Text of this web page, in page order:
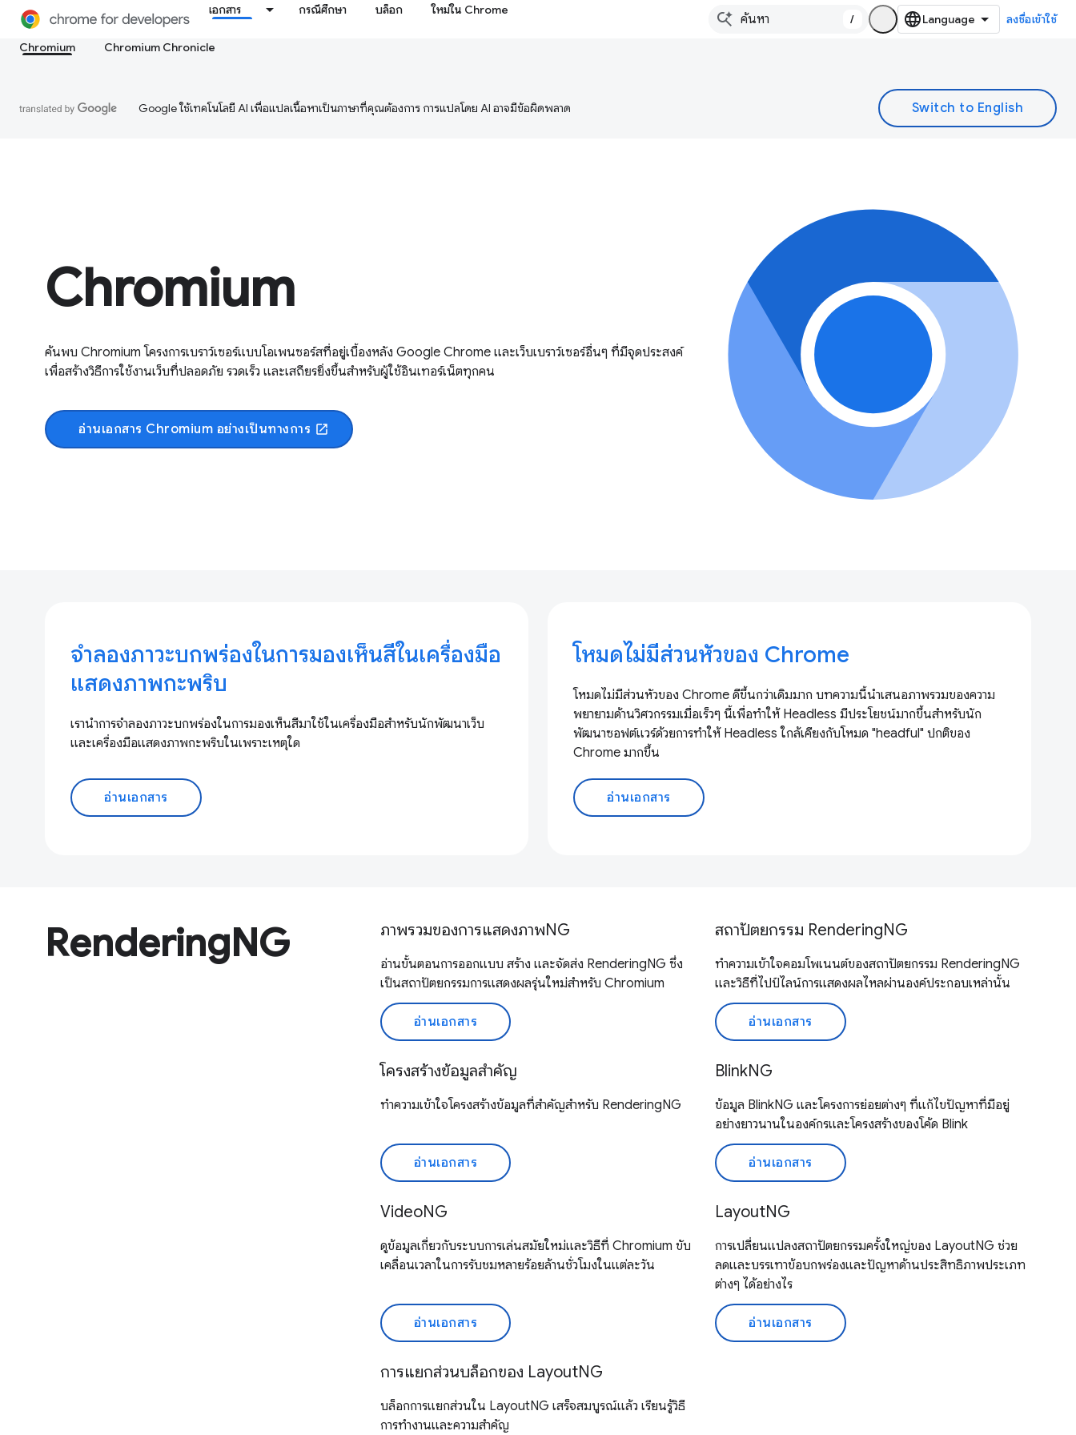
เอกสาร กรณีศึกษา บล็อก ใหม่ใน Chrome
/
ลงชื่อเข้าใช้
Chromium
Chromium Chronicle
Google ใช้เทคโนโลยี AI เพื่อแปลเนื้อหาเป็นภาษาที่คุณต้องการ การแปลโดย AI อาจมีข้อผิดพลาด
Chromium
ค้นพบ Chromium โครงการเบราว์เซอร์แบบโอเพนซอร์สที่อยู่เบื้องหลัง Google Chrome และเว็บเบราว์เซอร์อื่นๆ ที่มีจุดประสงค์
เพื่อสร้างวิธีการใช้งานเว็บที่ปลอดภัย รวดเร็ว และเสถียรยิ่งขึ้นสำหรับผู้ใช้อินเทอร์เน็ตทุกคน
อ่านเอกสาร Chromium อย่างเป็นทางการ open_in_new
จำลองภาวะบกพร่องในการมองเห็นสีในเครื่องมือ
แสดงภาพกะพริบ
เรานำการจำลองภาวะบกพร่องในการมองเห็นสีมาใช้ในเครื่องมือสำหรับนักพัฒนาเว็บ
และเครื่องมือแสดงภาพกะพริบในเพราะเหตุใด
อ่านเอกสาร
โหมดไม่มีส่วนหัวของ Chrome
โหมดไม่มีส่วนหัวของ Chrome ดีขึ้นกว่าเดิมมาก บทความนี้นำเสนอภาพรวมของความ
พยายามด้านวิศวกรรมเมื่อเร็วๆ นี้เพื่อทำให้ Headless มีประโยชน์มากขึ้นสำหรับนัก
พัฒนาซอฟต์แวร์ด้วยการทำให้ Headless ใกล้เคียงกับโหมด "headful" ปกติของ
Chrome มากขึ้น
อ่านเอกสาร
RenderingNG ภาพรวมของการแสดงภาพNG
อ่านขั้นตอนการออกแบบ สร้าง และจัดส่ง RenderingNG ซึ่ง
เป็นสถาปัตยกรรมการแสดงผลรุ่นใหม่สำหรับ Chromium
อ่านเอกสาร
สถาปัตยกรรม RenderingNG
ทำความเข้าใจคอมโพเนนต์ของสถาปัตยกรรม RenderingNG
และวิธีที่ไปป์ไลน์การแสดงผลไหลผ่านองค์ประกอบเหล่านั้น
อ่านเอกสาร
โครงสร้างข้อมูลสำคัญ
ทำความเข้าใจโครงสร้างข้อมูลที่สำคัญสำหรับ RenderingNG
อ่านเอกสาร
BlinkNG
ข้อมูล BlinkNG และโครงการย่อยต่างๆ ที่แก้ไขปัญหาที่มีอยู่
อย่างยาวนานในองค์กรและโครงสร้างของโค้ด Blink
อ่านเอกสาร
VideoNG
ดูข้อมูลเกี่ยวกับระบบการเล่นสมัยใหม่และวิธีที่ Chromium ขับ
เคลื่อนเวลาในการรับชมหลายร้อยล้านชั่วโมงในแต่ละวัน
อ่านเอกสาร
LayoutNG
การเปลี่ยนแปลงสถาปัตยกรรมครั้งใหญ่ของ LayoutNG ช่วย
ลดและบรรเทาข้อบกพร่องและปัญหาด้านประสิทธิภาพประเภท
ต่างๆ ได้อย่างไร
อ่านเอกสาร
การแยกส่วนบล็อกของ LayoutNG
บล็อกการแยกส่วนใน LayoutNG เสร็จสมบูรณ์แล้ว เรียนรู้วิธี
การทำงานและความสำคัญ